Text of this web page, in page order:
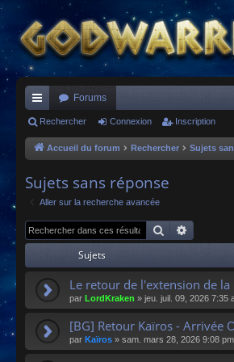
ac
co
s
Forums
Rechercher Connexion Inscription
Accueil du forum Rechercher Sujets
Sujets sans réponse
Aller sur la recherche avancée
Rechercher
Sujets
Le retour de l'extension de
par LordKraken » jeu. juil. 09, 2026 7:35
[BG] Retour Kaïros - Arrivée
par Kaïros » sam. mars 28, 2026 9:08 pm